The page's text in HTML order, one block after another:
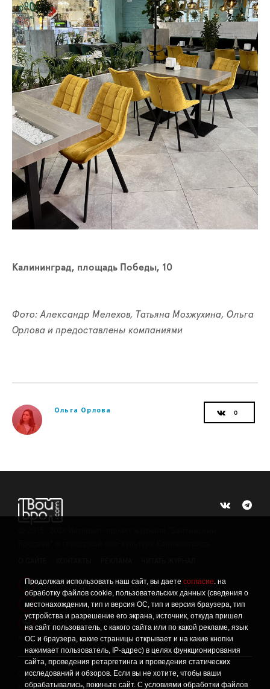
Продолжая использовать наш сайт, вы даете согласие. на
обработку файлов cookie, пользовательских данных (сведения о
местонахождении, тип и версия ОС, тип и версия браузера, тип
устройства и разрешение его экрана, источник, откуда пришел
на сайт пользователь, с какого сайта или по какой рекламе, язык
ОС и браузера, какие страницы открывает и на какие кнопки
нажимает пользователь, IP-адрес) в целях функционирования
сайта, проведения ретаргетинга и проведения статических
исследований и обзоров. Если вы не хотите, чтобы ваши
обрабатывались, покиньте сайт. С условиями обработки файлов
Калининград, площадь Победы, 10
Фото: Александр Мелехов, Татьяна Мозжухина, Ольга
Орлова и предоставлены компаниями
Ольга Орлова
! Политика конфиденциальности
! Информация о проведении СОУТ
Данный сайт не предназначен для просмотра лицам
младше 16 лет.
Сетевое издание «Твой Бро», реестровая запись о